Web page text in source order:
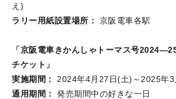
え)
ラリー用紙設置場所：
京阪電車各駅
「京阪電車きかんしゃトーマス号
チケット」
実施期間：
2024年4月27日(土)～2025年
通用期間：
発売期間中の好きな一日